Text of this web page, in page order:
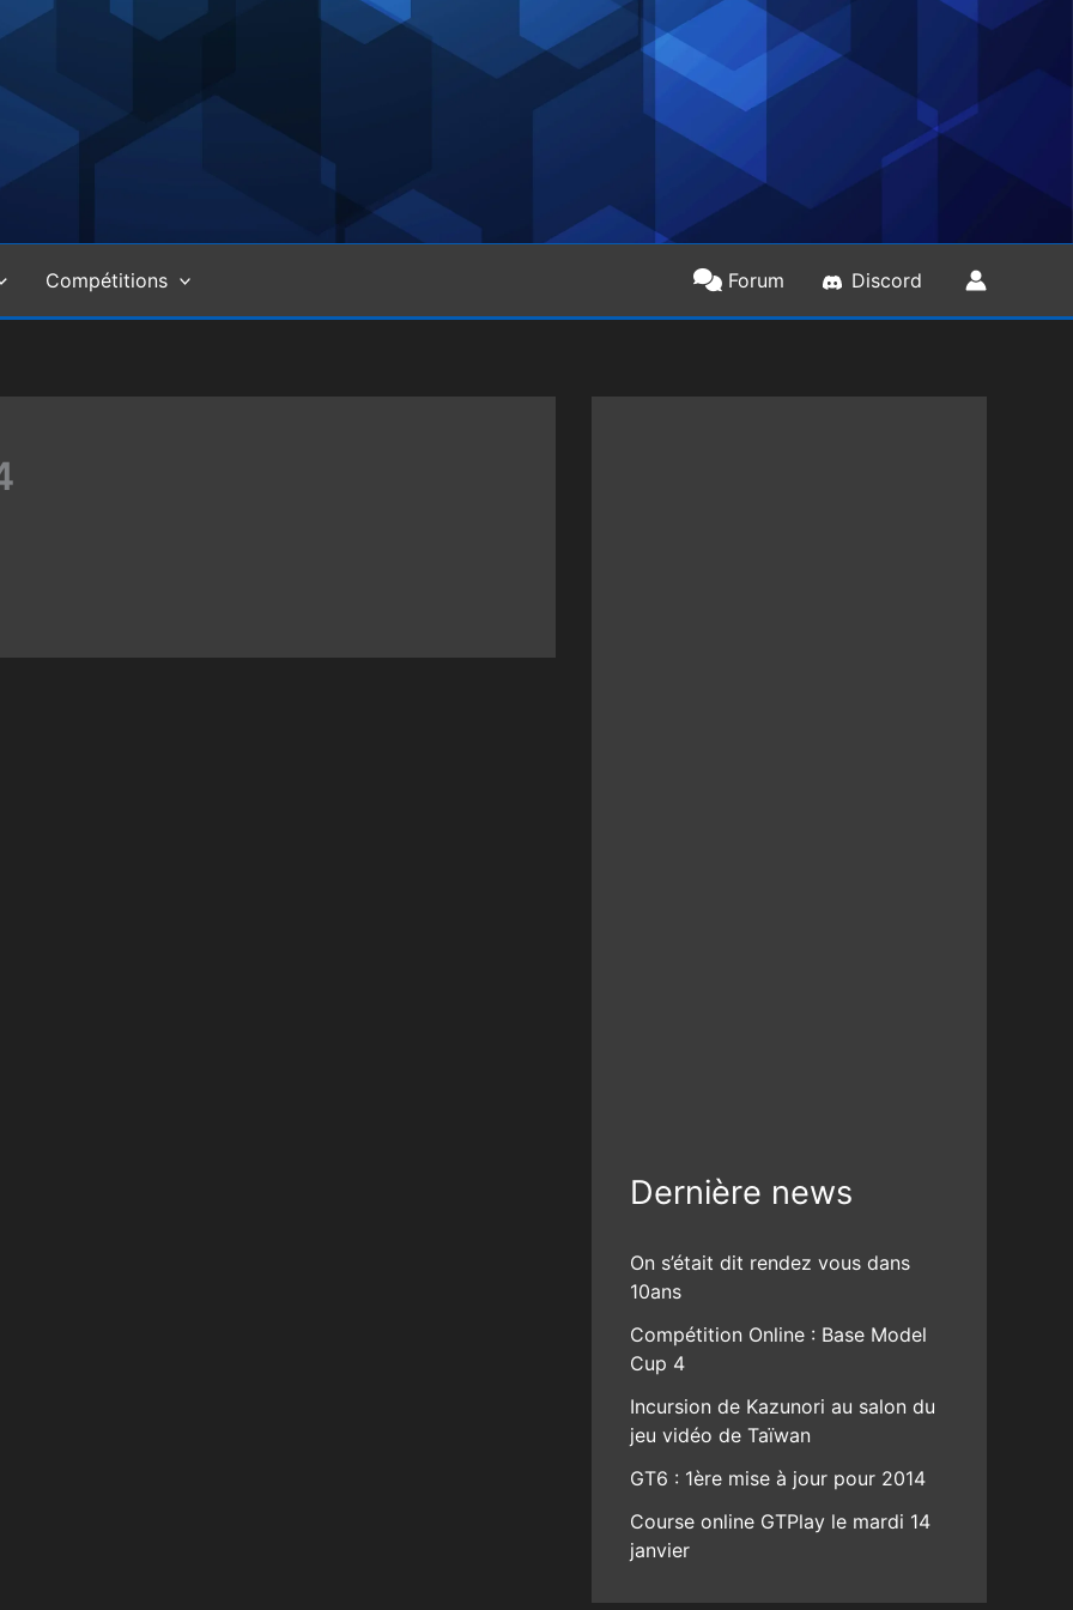
Compétitions Forum Discord
Dernière news
On s’était dit rendez vous dans
10ans
Compétition Online : Base Model
Cup 4
Incursion de Kazunori au salon du
jeu vidéo de Taïwan
GT6 : 1ère mise à jour pour 2014
Course online GTPlay le mardi 14
janvier